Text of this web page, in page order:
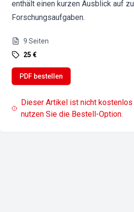
enthält einen kurzen Ausblick auf
Forschungsaufgaben.
9 Seiten
25 €
PDF bestellen
Dieser Artikel ist nicht kostenlos
nutzen Sie die Bestell-Option.